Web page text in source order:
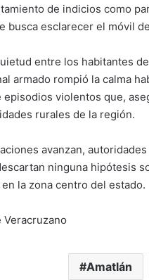
de indicios como
busca esclarecer el móvil
entre los habitantes
armado rompió la calma
violentos que,
rurales de la región.
avanzan,
ninguna hipótesis
la zona centro del estado.
Veracruzano
Amatlán